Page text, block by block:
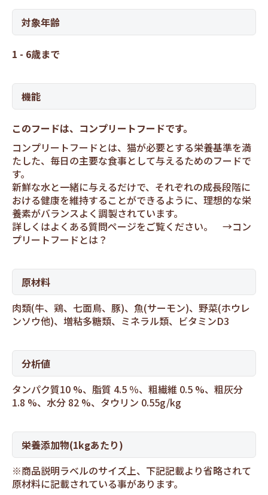
対象年齢
1 - 6歳まで
機能
このフードは、コンプリートフードです。
コンプリートフードとは、猫が必要とする栄養基準を満
たした、毎日の主要な食事として与えるためのフードで
す。
新鮮な水と一緒に与えるだけで、それぞれの成長段階に
おける健康を維持することができるように、理想的な栄
養素がバランスよく調製されています。
詳しくはよくある質問ページをご覧ください。 →コン
プリートフードとは？
原材料
肉類(牛、鶏、七面鳥、豚)、魚(サーモン)、野菜(ホウレ
ンソウ他)、増粘多糖類、ミネラル類、ビタミンD3
分析値
タンパク質10 %、脂質 4.5 ％、粗繊維 0.5 %、粗灰分
1.8 %、水分 82 %、タウリン 0.55g/kg
栄養添加物(1kgあたり)
※商品説明ラベルのサイズ上、下記記載より省略されて
原材料に記載されている事があります。